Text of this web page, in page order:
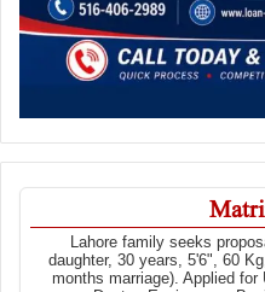
Lahore family seeks
daughter, 30 years, 5'6", 60
months marriage). Applied